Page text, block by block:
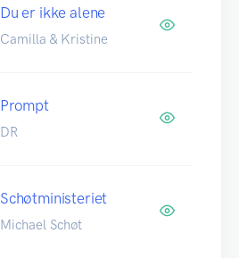
Du er ikke alene
Camilla & Kristine
Prompt
DR
Schøtministeriet
Michael Schøt